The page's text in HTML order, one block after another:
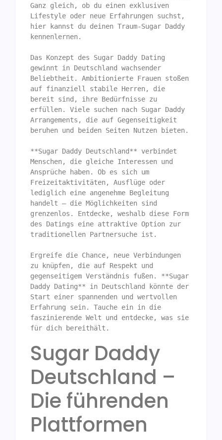
Ganz gleich, ob du einen exklusiven
Lifestyle oder neue Erfahrungen suchst,
hier kannst du deinen Traum-Sugar Daddy
kennenlernen.
Das Konzept des Sugar Daddy Dating
gewinnt in Deutschland wachsender
Beliebtheit. Ambitionierte Frauen stoßen
auf finanziell stabile Herren, die
bereit sind, ihre Bedürfnisse zu
erfüllen. Viele suchen nach Sugar Daddy
Arrangements, die auf Gegenseitigkeit
beruhen und beiden Seiten Nutzen bieten.
**Sugar Daddy Deutschland** verbindet
Menschen, die gleiche Interessen und
Ansprüche haben. Ob es sich um
Freizeitaktivitäten, Ausflüge oder
lediglich eine angenehme Begleitung
handelt – die Möglichkeiten sind
grenzenlos. Entdecke, weshalb diese Form
des Datings eine attraktive Option zur
traditionellen Partnersuche ist.
Ergreife die Chance, neue Verbindungen
zu knüpfen, die auf Respekt und
gegenseitigem Verständnis fußen. **Sugar
Daddy Dating** in Deutschland könnte der
Start einer spannenden und wertvollen
Erfahrung sein. Tauche ein in die
faszinierende Welt und entdecke, was sie
für dich bereithält.
Sugar Daddy
Deutschland –
Die führenden
Plattformen